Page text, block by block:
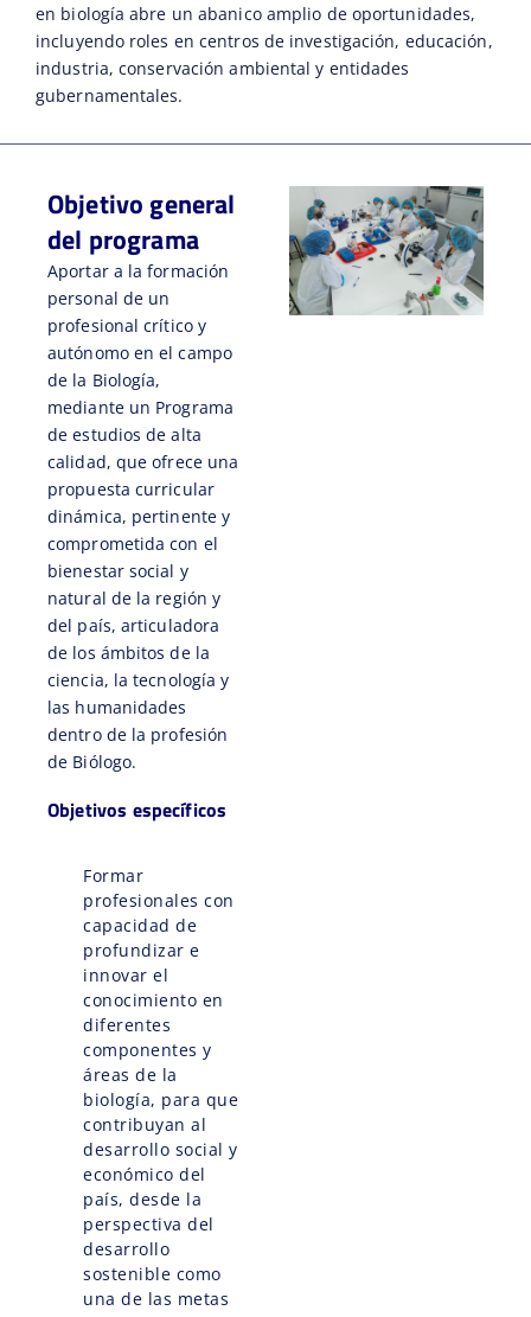
en biología abre un abanico amplio de oportunidades,
incluyendo roles en centros de investigación, educación,
industria, conservación ambiental y entidades
gubernamentales.
Objetivo general
del programa
Aportar a la formación
personal de un
profesional crítico y
autónomo en el campo
de la Biología,
mediante un Programa
de estudios de alta
calidad, que ofrece una
propuesta curricular
dinámica, pertinente y
comprometida con el
bienestar social y
natural de la región y
del país, articuladora
de los ámbitos de la
ciencia, la tecnología y
las humanidades
dentro de la profesión
de Biólogo.
Objetivos específicos
Formar
profesionales con
capacidad de
profundizar e
innovar el
conocimiento en
diferentes
componentes y
áreas de la
biología, para que
contribuyan al
desarrollo social y
económico del
país, desde la
perspectiva del
desarrollo
sostenible como
una de las metas